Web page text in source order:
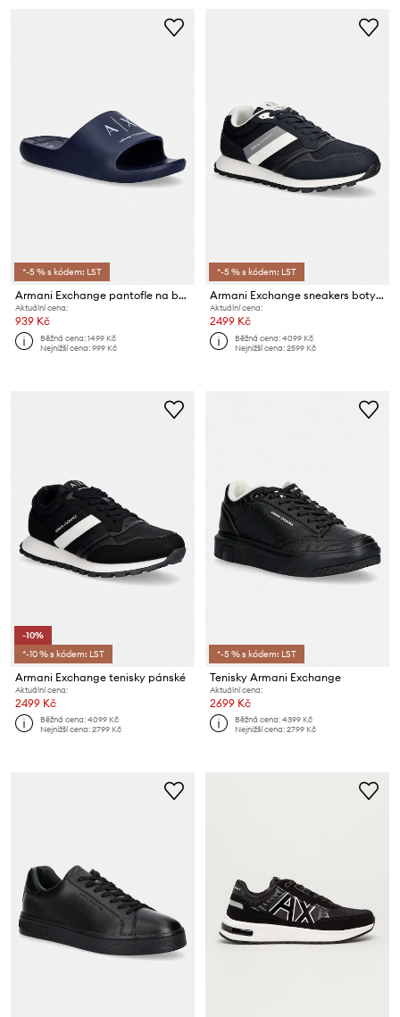
*-5 % s kódem: LST
Armani Exchange pantofle na bazén pánské
Aktuální cena:
939 Kč
Běžná cena:1499 Kč
Nejnižší cena:999 Kč
*-5 % s kódem: LST
Armani Exchange sneakers boty pánské
Aktuální cena:
2499 Kč
Běžná cena:4099 Kč
Nejnižší cena:2599 Kč
-10%
*-10 % s kódem: LST
Armani Exchange tenisky pánské
Aktuální cena:
2499 Kč
Běžná cena:4099 Kč
Nejnižší cena:2799 Kč
*-5 % s kódem: LST
Tenisky Armani Exchange
Aktuální cena:
2699 Kč
Běžná cena:4399 Kč
Nejnižší cena:2799 Kč